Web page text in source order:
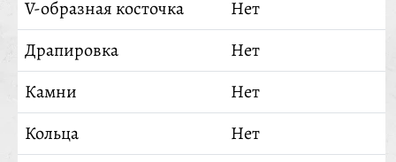
V-образная косточка
Нет
Драпировка
Нет
Камни
Нет
Кольца
Нет